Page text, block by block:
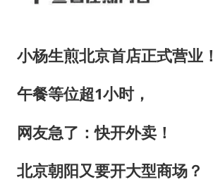
小杨生煎北京首店正式营业！
午餐等位超1小时，
网友急了：快开外卖！
北京朝阳又要开大型商场？